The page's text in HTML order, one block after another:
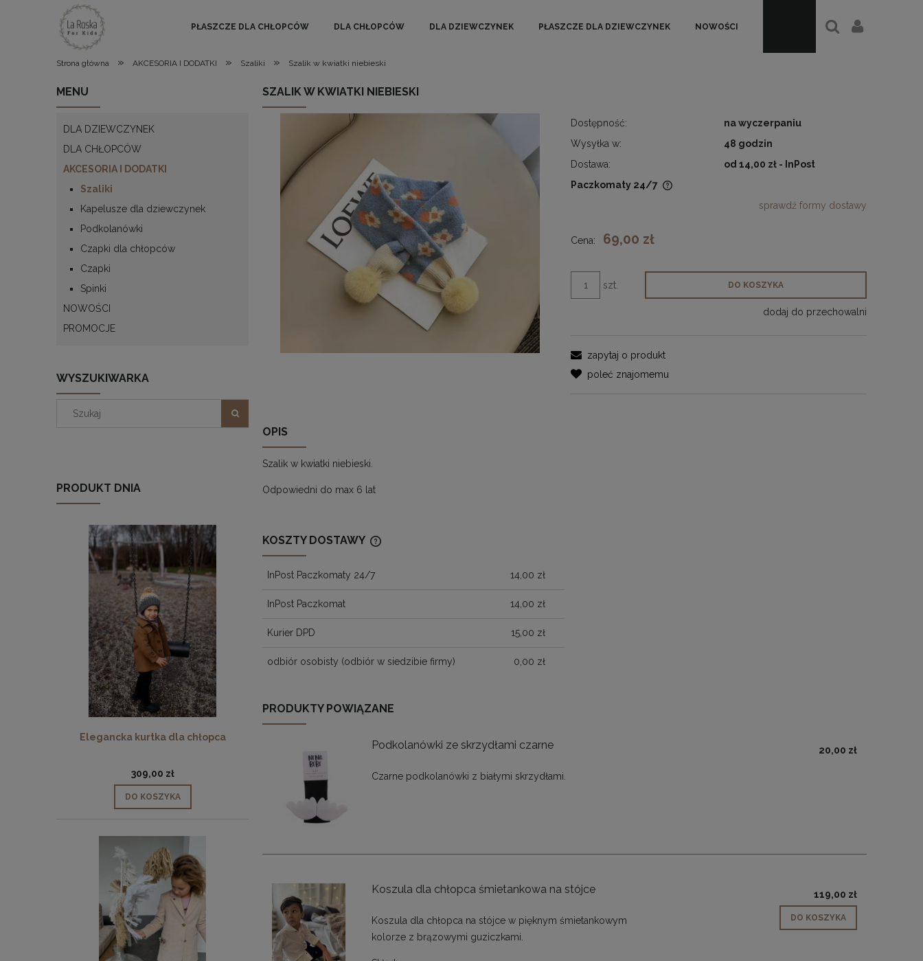
PŁASZCZE DLA CHŁOPCÓW DLA CHŁOPCÓW DLA DZIEWCZYNEK PŁASZCZE DLA DZIEWCZYNEK NOWOŚCI
Strona główna » AKCESORIA I DODATKI » Szaliki » Szalik w kwiatki niebieski
MENU
DLA DZIEWCZYNEK
DLA CHŁOPCÓW
AKCESORIA I DODATKI
Szaliki
Kapelusze dla dziewczynek
Podkolanówki
Czapki dla chłopców
Czapki
Spinki
NOWOŚCI
PROMOCJE
WYSZUKIWARKA
PRODUKT DNIA
Elegancka kurtka dla chłopca
309,00 zł
DO KOSZYKA
SZALIK W KWIATKI NIEBIESKI
Dostępność:
na wyczerpaniu
Wysyłka w:
48 godzin
Dostawa:
od 14,00 zł - InPost
Paczkomaty 24/7
sprawdź formy dostawy
Cena: 69,00 zł
szt. DO KOSZYKA
dodaj do przechowalni
zapytaj o produkt
poleć znajomemu
OPIS
Szalik w kwiatki niebieski.
Odpowiedni do max 6 lat
KOSZTY DOSTAWY
CENA NIE ZAWIERA EWENTUALNYCH
InPost Paczkomaty 24/7 14,00 zł
InPost Paczkomat 14,00 zł
Kurier DPD 15,00 zł
odbiór osobisty (odbiór w siedzibie firmy) 0,00 zł
PRODUKTY POWIĄZANE
Podkolanówki ze skrzydłami czarne
Czarne podkolanówki z białymi skrzydłami.
20,00 zł
Koszula dla chłopca śmietankowa na stójce
Koszula dla chłopca na stójce w pięknym śmietankowym
kolorze z brązowymi guziczkami.
119,00 zł
DO KOSZYKA